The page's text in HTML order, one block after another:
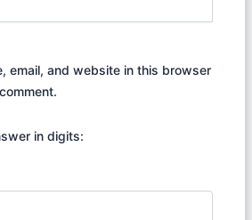
email, and website in this browser
in digits: